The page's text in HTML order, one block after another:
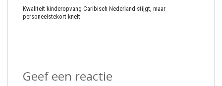
Kwaliteit kinderopvang Caribisch Nederland stijgt, maar
personeelstekort knelt
Geef een reactie